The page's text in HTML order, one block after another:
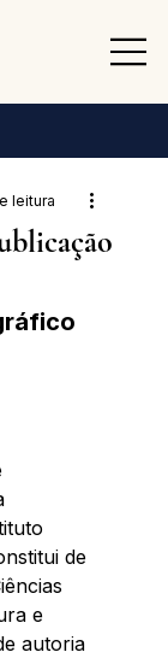
leitura
de
e
autoria